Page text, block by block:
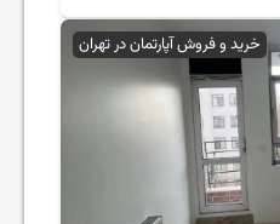
خرید و فروش آپارتمان در تهران